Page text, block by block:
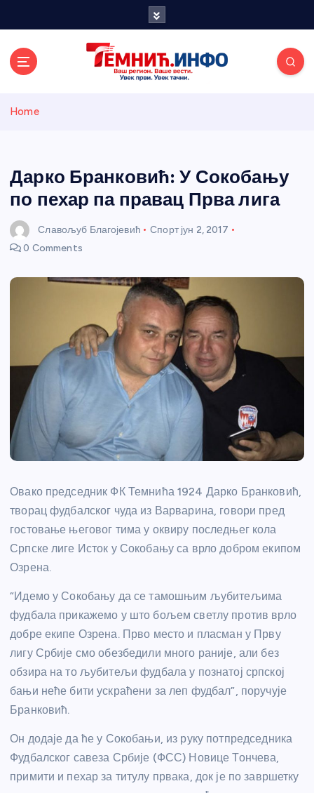
и портал
Home
Дарко Бранковић: У Сокобању
по пехар па правац Прва лига
Славољуб Благојевић Спорт јун 2, 2017
0 Comments
Овако председник ФК Темнића 1924 Дарко Бранковић,
творац фудбалског чуда из Варварина, говори пред
гостовање његовог тима у оквиру последњег кола
Српске лиге Исток у Сокобању са врло добром екипом
Озрена.
“Идемо у Сокобању да се тамошњим љубитељима
фудбала прикажемо у што бољем светлу против врло
добре екипе Озрена. Прво место и пласман у Прву
лигу Србије смо обезбедили много раније, али без
обзира на то љубитељи фудбала у познатој српској
бањи неће бити ускраћени за леп фудбал”, поручује
Бранковић.
Он додаје да ће у Сокобањи, из руку потпредседника
Фудбалског савеза Србије (ФСС) Новице Тончева,
примити и пехар за титулу првака, док је по завршетку